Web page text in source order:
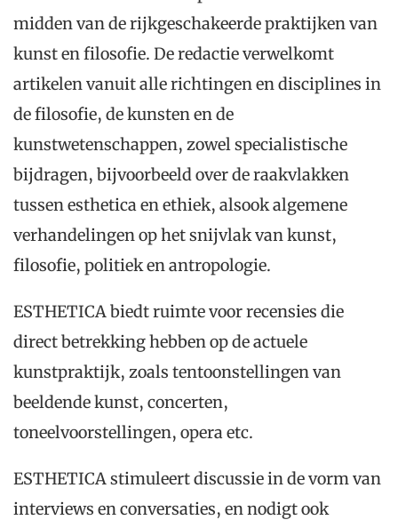
midden van de rijkgeschakeerde praktijken van
kunst en filosofie. De redactie verwelkomt
artikelen vanuit alle richtingen en disciplines in
de filosofie, de kunsten en de
kunstwetenschappen, zowel specialistische
bijdragen, bijvoorbeeld over de raakvlakken
tussen esthetica en ethiek, alsook algemene
verhandelingen op het snijvlak van kunst,
filosofie, politiek en antropologie.
ESTHETICA biedt ruimte voor recensies die
direct betrekking hebben op de actuele
kunstpraktijk, zoals tentoonstellingen van
beeldende kunst, concerten,
toneelvoorstellingen, opera etc.
ESTHETICA stimuleert discussie in de vorm van
interviews en conversaties, en nodigt ook